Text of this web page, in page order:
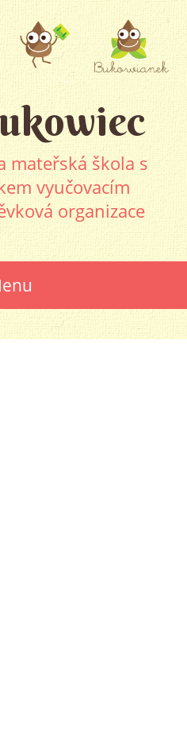
mateřská škola s
vyučovacím
organizace